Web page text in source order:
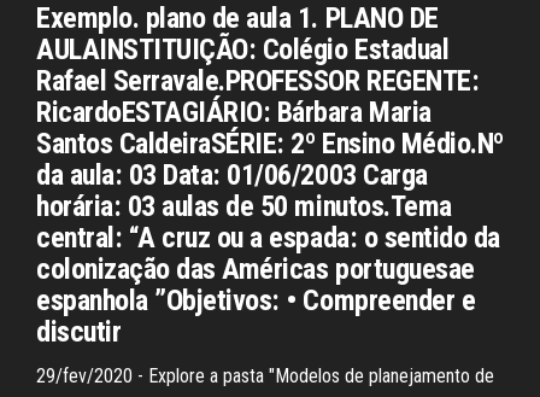
Exemplo. plano de aula 1. PLANO DE
AULAINSTITUIÇÃO: Colégio Estadual
Rafael Serravale.PROFESSOR REGENTE:
RicardoESTAGIÁRIO: Bárbara Maria
Santos CaldeiraSÉRIE: 2º Ensino Médio.Nº
da aula: 03 Data: 01/06/2003 Carga
horária: 03 aulas de 50 minutos.Tema
central: “A cruz ou a espada: o sentido da
colonização das Américas portuguesae
espanhola ”Objetivos: • Compreender e
discutir
29/fev/2020 - Explore a pasta "Modelos de planejamento de